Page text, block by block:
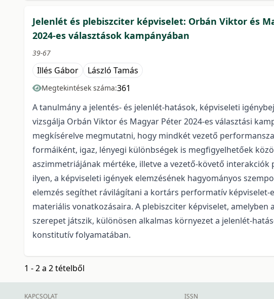
Jelenlét és plebiszciter képviselet: Orbán Viktor és
2024-es választások kampányában
39-67
Illés Gábor László Tamás
Megtekintések száma:361
A tanulmány a jelentés- és jelenlét-hatások, képviseleti
vizsgálja Orbán Viktor és Magyar Péter 2024-es választási
megkísérelve megmutatni, hogy mindkét vezető
formáiként, igaz, lényegi különbségek is megfigyelhetőek
aszimmetriájának mértéke, illetve a vezető-követő interakciók
ilyen, a képviseleti igények elemzésének hagyományos
elemzés segíthet rávilágítani a kortárs performatív
materiális vonatkozásaira. A plebiszciter képviselet,
szerepet játszik, különösen alkalmas környezet a jelenlét-
konstitutív folyamatában.
1 - 2 a 2 tételből
KAPCSOLAT ISSN